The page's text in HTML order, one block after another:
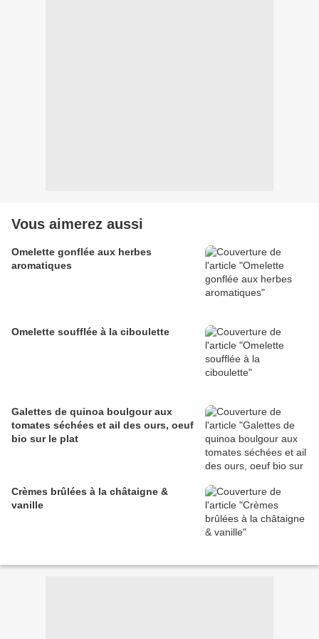
Vous aimerez aussi
Omelette gonflée aux herbes
aromatiques
Omelette soufflée à la ciboulette
Galettes de quinoa boulgour aux
tomates séchées et ail des ours, oeuf
bio sur le plat
Crèmes brûlées à la châtaigne &
vanille